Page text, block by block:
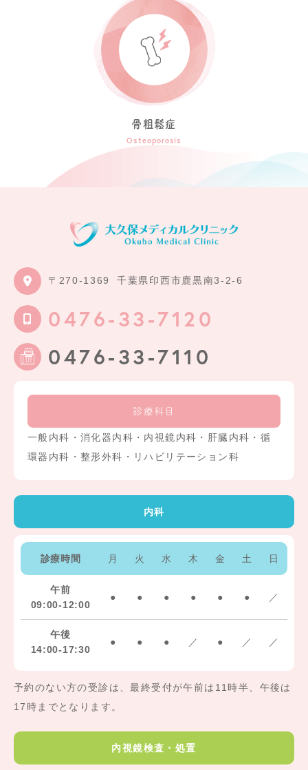
骨粗鬆症
Osteoporosis
〒270-1369 千葉県印西市鹿黒南3-2-6
0476-33-7120
0476-33-7110
診療科目
一般内科・消化器内科・内視鏡内科・肝臓内科・循
環器内科・整形外科・リハビリテーション科
内科
診療時間 月 火 水 木 金 土 日
午前
09:00-12:00
● ● ● ● ● ● ／
午後
14:00-17:30
● ● ● ／ ● ／ ／
予約のない方の受診は、最終受付が午前は11時半、午後は
17時までとなります。
内視鏡検査・処置